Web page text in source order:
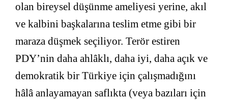
olan bireysel düşünme ameliyesi yerine, akıl
ve kalbini başkalarına teslim etme gibi bir
maraza düşmek seçiliyor. Terör estiren
PDY’nin daha ahlâklı, daha iyi, daha açık ve
demokratik bir Türkiye için çalışmadığını
hâlâ anlayamayan saflıkta (veya bazıları için